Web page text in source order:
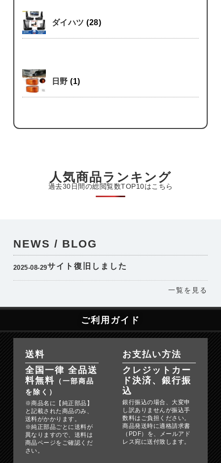
ダイハツ(28)
日野(1)
人気商品ランキング
過去30日間の総閲覧数TOP10はこちら
NEWS / BLOG
2025-08-29サイト復旧しました
一覧を見る
ご利用ガイド
送料
全国一律 全品送
料無料 （一部商品
を除く）
※商品名に【純正部品】
と記載された商品のみ、
送料がかかります。
※純正部品ごとに送料が
異なりますので、送料は
商品ページをご確認くだ
さい。
お支払い方法
クレジットカー
ド決済、銀行振
込
銀行振込の場合、大変申
し訳ありませんが振込手
数料はご負担ください。
商品発送時に適格請求書
（PDF）を、メールアド
レス宛に送付致します。